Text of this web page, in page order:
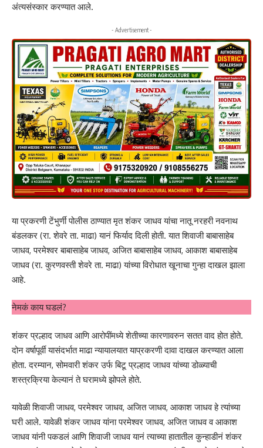
अंत्यसंस्कार करण्यात आले.
- Advertisement -
या प्रकरणी टेंभुर्णी पोलीस ठाण्यात मृत शंकर जाधव यांचा नातू नरहरी नवनाथ
बंडलकर (रा. शेवरे ता. माढा) यानं फिर्याद दिली होती. यात शिवाजी बाबासाहेब
जाधव, परमेश्वर बाबासाहेब जाधव, अजित बाबासाहेब जाधव, आकाश बाबासाहेब
जाधव (रा. कुरणवस्ती शेवरे ता. माढा) यांच्या विरोधात खूनाचा गुन्हा दाखल झाला
आहे.
नेमकं काय घडलं?
शंकर प्रल्हाद जाधव आणि आरोपींमध्ये शेतीच्या कारणावरुन सतत वाद होत होते.
दोन वर्षापूर्वी यासंदर्भात माढा न्यायालयात याप्रकरणी दावा दाखल करण्यात आला
होता. दरम्यान, सोमवारी शंकर उर्फ बिटू प्रल्हाद जाधव यांच्या डोळ्याची
शस्त्रक्रिया केल्यानं ते घरामध्ये झोपले होते.
यावेळी शिवाजी जाधव, परमेश्वर जाधव, अजित जाधव, आकाश जाधव हे त्यांच्या
घरी आले. यावेळी शंकर जाधव यांना परमेश्वर जाधव, अजित जाधव व आकाश
जाधव यांनी पकडलं आणि शिवाजी जाधव यानं त्याच्या हातातील कुन्हाडीनं शंकर